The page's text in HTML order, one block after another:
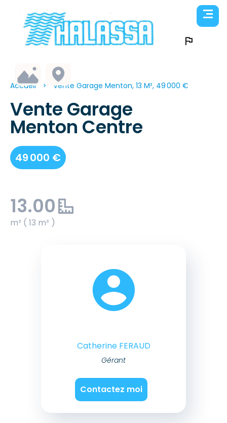
Accueil Vente Garage Menton, 13 M², 49 000 €
Vente Garage
Menton Centre
49 000 €
13.00
m² ( 13 m² )
Catherine FERAUD
Gérant
Contactez moi